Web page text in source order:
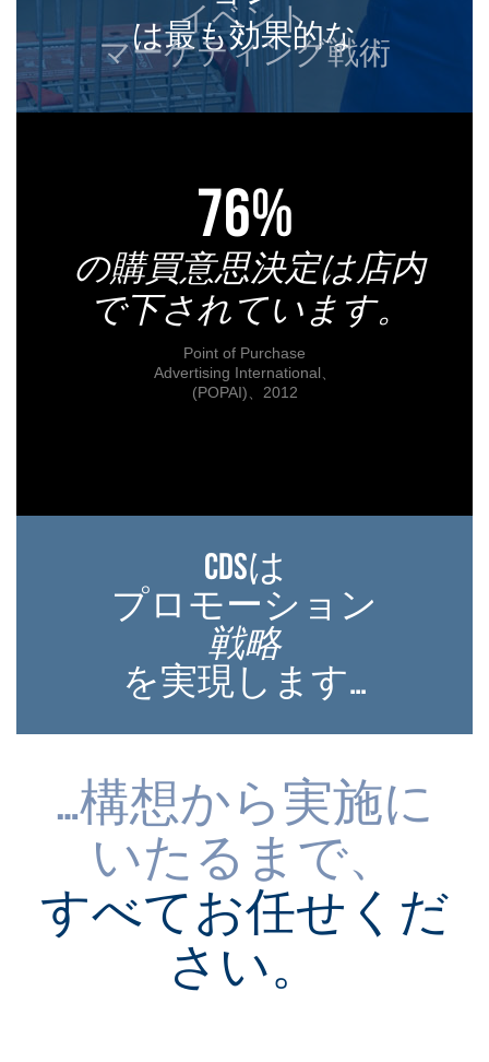
イベント
は最も効果的な
マーケティング戦術
76%
の購買意思決定は店内
で下されています。
Point of Purchase
Advertising International、
(POPAI)、2012
CDSは
プロモーション
戦略
を実現します…
…構想から実施に
いたるまで、
すべてお任せくだ
さい。